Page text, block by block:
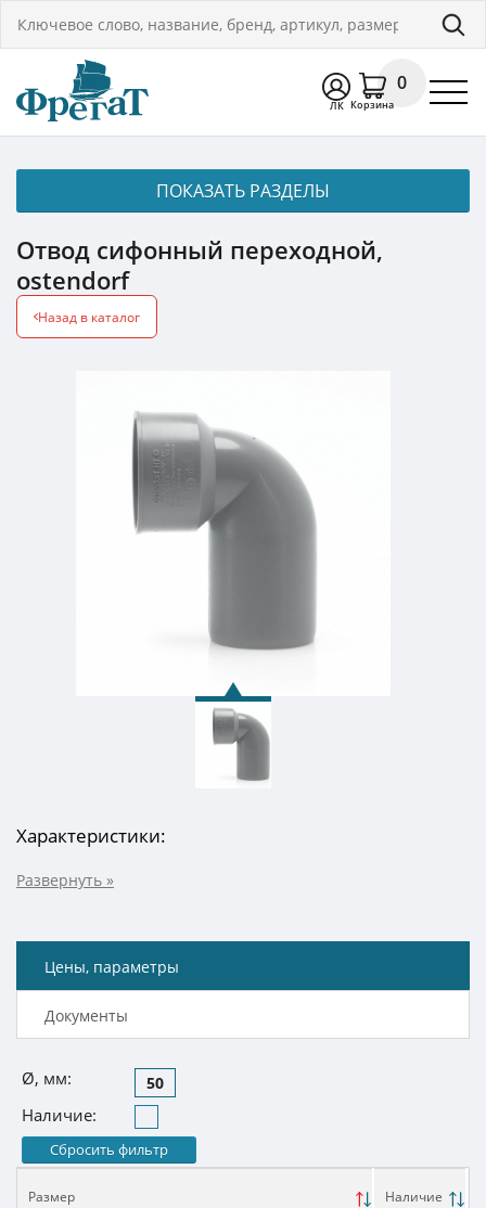
ЛК
0
Корзина
ПОКАЗАТЬ РАЗДЕЛЫ
Назад в каталог
Отвод сифонный переходной,
ostendorf
Характеристики:
Цены, параметры
Документы
Ø, мм: 50
Наличие:
Сбросить фильтр
Размер Наличие